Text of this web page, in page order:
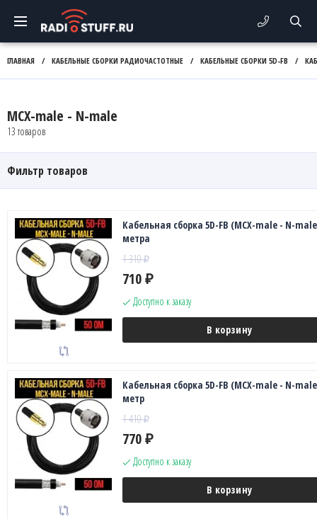
ГЛАВНАЯ / КАБЕЛЬНЫЕ СБОРКИ РАДИОЧАСТОТНЫЕ / КАБЕЛЬНЫЕ СБОРКИ 5D-FB /
MCX-male - N-male
13 товаров
Фильтр товаров
Кабельная сборка 5D-FB (MCX-male - N-
метра
1 310₽
710 ₽
Доступно к заказу
В корзину
Кабельная сборка 5D-FB (MCX-male - N-
метр
1 410₽
770 ₽
Доступно к заказу
В корзину